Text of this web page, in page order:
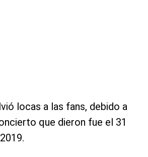
locas a las fans, debido a
que dieron fue el 31